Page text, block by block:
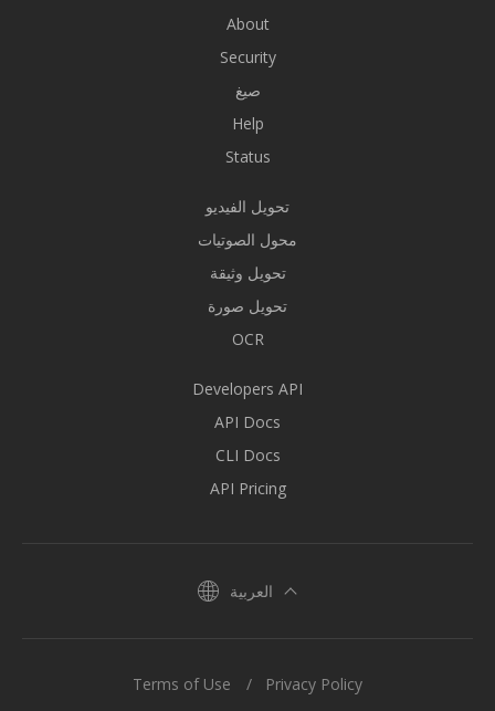
About
Security
صيغ
Help
Status
تحويل الفيديو
محول الصوتيات
تحويل وثيقة
تحويل صورة
OCR
Developers API
API Docs
CLI Docs
API Pricing
العربية
Terms of Use Privacy Policy